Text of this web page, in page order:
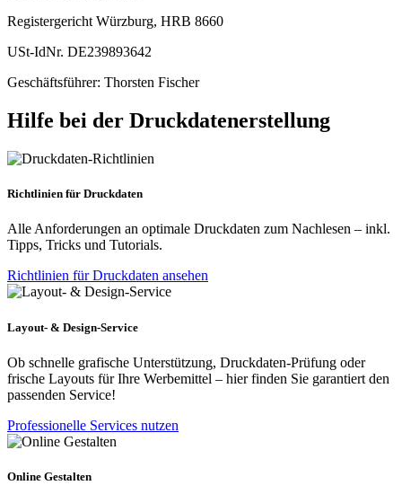
Registergericht Würzburg, HRB 8660
USt-IdNr. DE239893642
Geschäftsführer: Thorsten Fischer
Hilfe bei der Druckdatenerstellung
Richtlinien für Druckdaten
Alle Anforderungen an optimale Druckdaten zum Nachlesen – inkl.
Tipps, Tricks und Tutorials.
Richtlinien für Druckdaten ansehen
Layout- & Design-Service
Ob schnelle grafische Unterstützung, Druckdaten-Prüfung oder
frische Layouts für Ihre Werbemittel – hier finden Sie garantiert den
passenden Service!
Professionelle Services nutzen
Online Gestalten